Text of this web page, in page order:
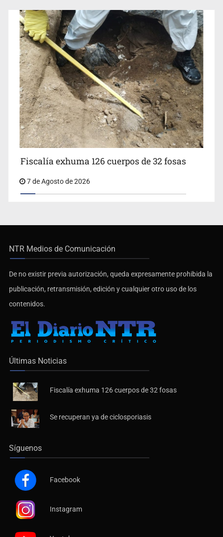
Fiscalía exhuma 126 cuerpos de 32 fosas
7 de Agosto de 2026
NTR Medios de Comunicación
De no existir previa autorización, queda expresamente prohibida la
publicación, retransmisión, edición y cualquier otro uso de los
contenidos.
Últimas Noticias
Fiscalía exhuma 126 cuerpos de 32 fosas
Se recuperan ya de ciclosporiasis
Síguenos
Facebook
Instagram